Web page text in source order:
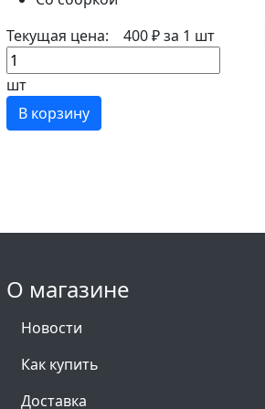
Текущая цена:
400 ₽за 1 шт
шт
В корзину
О магазине
Новости
Как купить
Доставка